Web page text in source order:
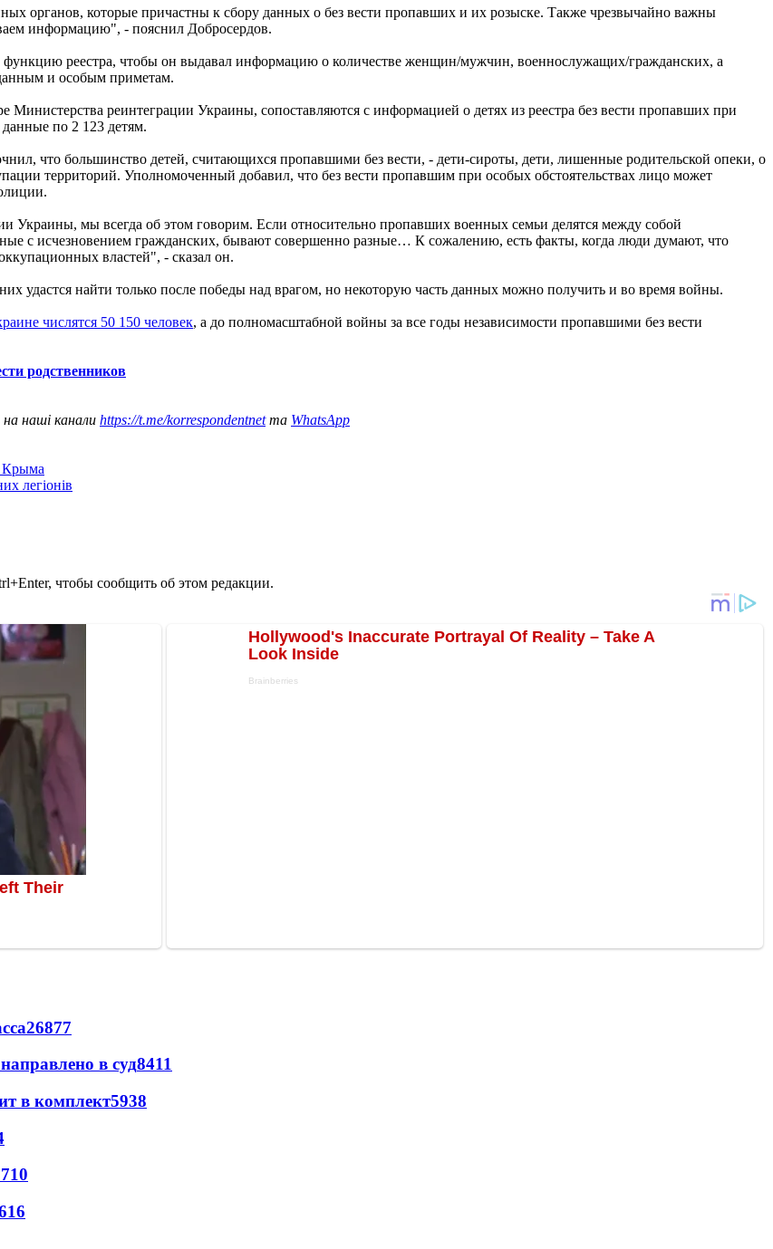
органов, которые причастны к сбору данных о без вести пропавших и их розыске. Также чрезвычайно важны
информацию", - пояснил Добросердов.
функцию реестра, чтобы он выдавал информацию о количестве женщин/мужчин, военнослужащих/гражданских, а
и особым приметам.
реинтеграции Украины, сопоставляются с информацией о детях из реестра без вести пропавших при
по 2 123 детям.
что большинство детей, считающихся пропавшими без вести, - дети-сироты, дети, лишенные родительской опеки, о
территорий. Уполномоченный добавил, что без вести пропавшим при особых обстоятельствах лицо может
Украины, мы всегда об этом говорим. Если относительно пропавших военных семьи делятся между собой
с исчезновением гражданских, бывают совершенно разные… К сожалению, есть факты, когда люди думают, что
властей", - сказал он.
удастся найти только после победы над врагом, но некоторую часть данных можно получить и во время войны.
числятся 50 150 человек, а до полномасштабной войны за все годы независимости пропавшими без вести
родственников
наші канали https://t.me/korrespondentnetта WhatsApp
Крыма
легіонів
чтобы сообщить об этом редакции.
26877
в суд8411
в комплект5938